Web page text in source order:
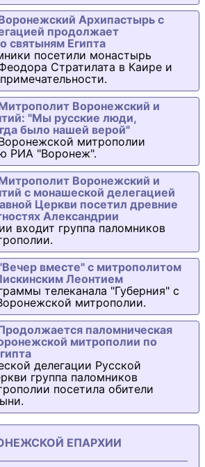
Архипастырь с
продолжает
святыням Египта
посетили монастырь
Стратилата в Каире и
Воронежский и
"Мы русские люди,
было нашей верой"
митрополии
РИА "Воронеж".
Воронежский и
с монашеской делегацией
Церкви посетил древние
Александрии
входит группа паломников
вместе" с митрополитом
Леонтием
телеканала "Губерния" с
митрополии.
паломническая
митрополии по
делегации Русской
группа паломников
посетила обители
ЕПАРХИИ